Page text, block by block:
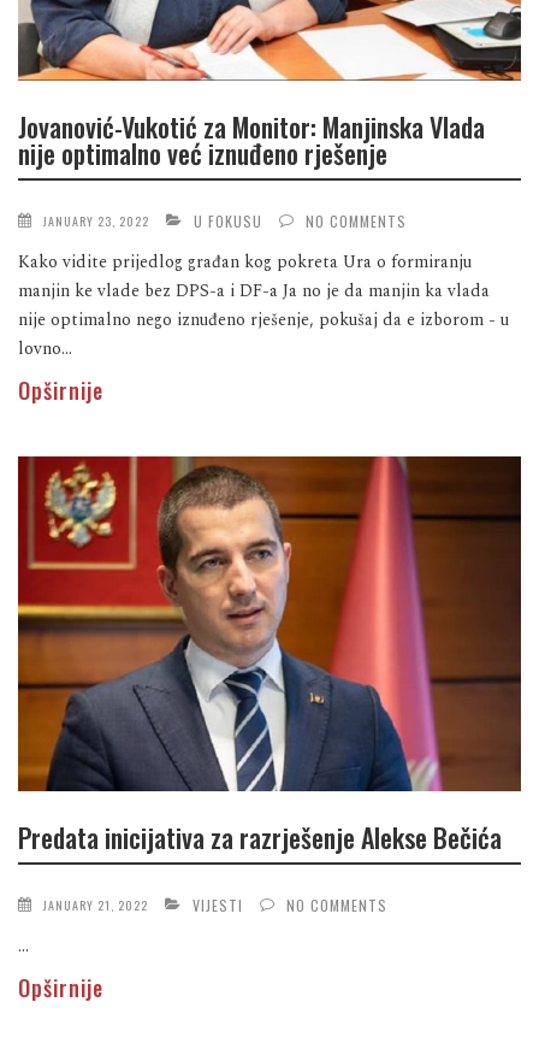
Jovanović-Vukotić za Monitor: Manjinska Vlada
nije optimalno već iznuđeno rješenje
JANUARY 23, 2022 U FOKUSU NO COMMENTS
Kako vidite prijedlog građan kog pokreta Ura o formiranju
manjin ke vlade bez DPS-a i DF-a Ja no je da manjin ka vlada
nije optimalno nego iznuđeno rješenje, pokušaj da e izborom - u
lovno...
Opširnije
Predata inicijativa za razrješenje Alekse Bečića
JANUARY 21, 2022 VIJESTI NO COMMENTS
...
Opširnije